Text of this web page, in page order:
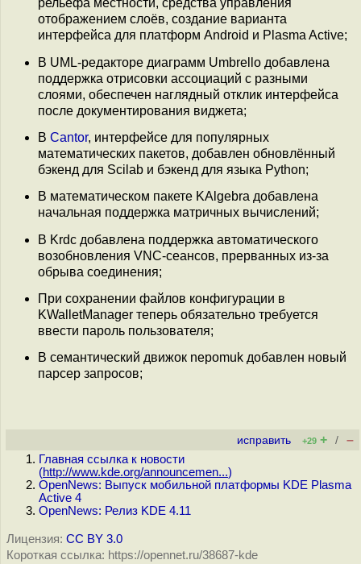
рельефа местности, средства управления
отображением слоёв, создание варианта
интерфейса для платформ Android и Plasma Active;
В UML-редакторе диаграмм Umbrello добавлена
поддержка отрисовки ассоциаций с разными
слоями, обеспечен наглядный отклик интерфейса
после документирования виджета;
В Cantor, интерфейсе для популярных
математических пакетов, добавлен обновлённый
бэкенд для Scilab и бэкенд для языка Python;
В математическом пакете KAlgebra добавлена
начальная поддержка матричных вычислений;
В Krdc добавлена поддержка автоматического
возобновления VNC-сеансов, прерванных из-за
обрыва соединения;
При сохранении файлов конфигурации в
KWalletManager теперь обязательно требуется
ввести пароль пользователя;
В семантический движок nepomuk добавлен новый
парсер запросов;
исправить +29 + / –
Главная ссылка к новости
(http://www.kde.org/announcemen...)
OpenNews: Выпуск мобильной платформы KDE Plasma
Active 4
OpenNews: Релиз KDE 4.11
Лицензия: CC BY 3.0
Короткая ссылка: https://opennet.ru/38687-kde